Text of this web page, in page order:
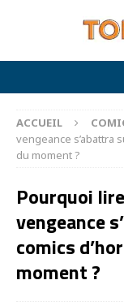
ACCUEIL
vengeance s’abattra
du moment ?
Pourquoi
vengeance
comics
moment ?